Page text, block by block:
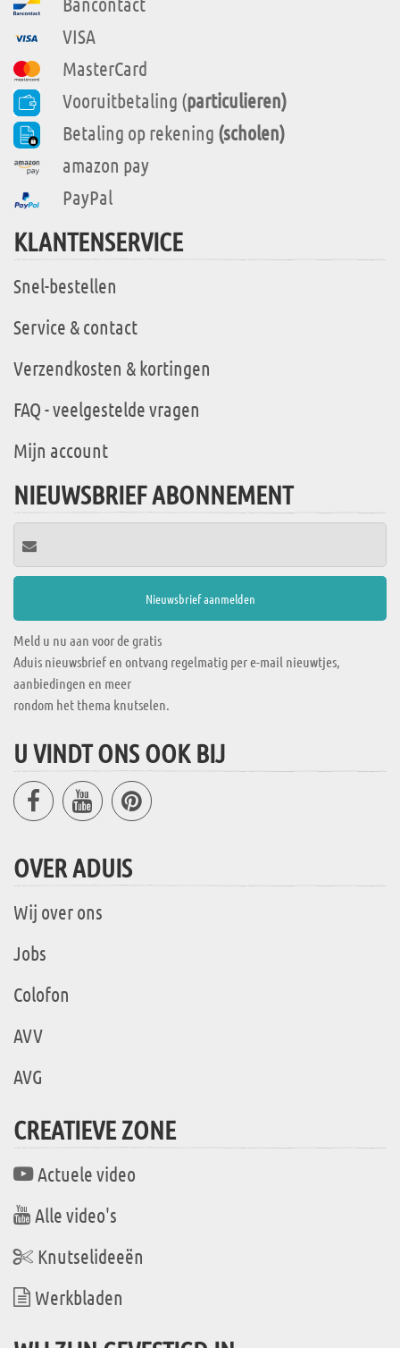
VISA
MasterCard
Vooruitbetaling (particulieren)
Betaling op rekening (scholen)
amazon pay
PayPal
KLANTENSERVICE
Snel-bestellen
Service & contact
Verzendkosten & kortingen
FAQ - veelgestelde vragen
Mijn account
NIEUWSBRIEF ABONNEMENT
Meld u nu aan voor de gratis
Aduis nieuwsbrief en ontvang regelmatig per e-mail nieuwtjes,
aanbiedingen en meer
rondom het thema knutselen.
U VINDT ONS OOK BIJ
OVER ADUIS
Wij over ons
Jobs
Colofon
AVV
AVG
CREATIEVE ZONE
Actuele video
Alle video's
Knutselideeën
Werkbladen